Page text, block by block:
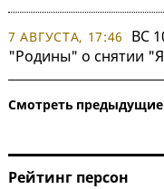
7 АВГУСТА, 17:46
ВС
"Родины" о снятии
Смотреть